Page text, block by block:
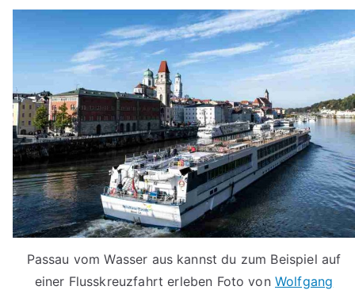
Passau vom Wasser aus kannst du zum Beispiel auf
einer Flusskreuzfahrt erleben Foto von Wolfgang